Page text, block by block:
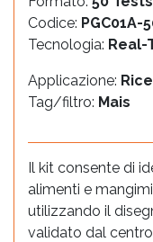
Codice: PGC01A-
Tecnologia: Real-
Applicazione:
Tag/filtro: Mais
Il kit consente di
alimenti e
utilizzando il
validato dal